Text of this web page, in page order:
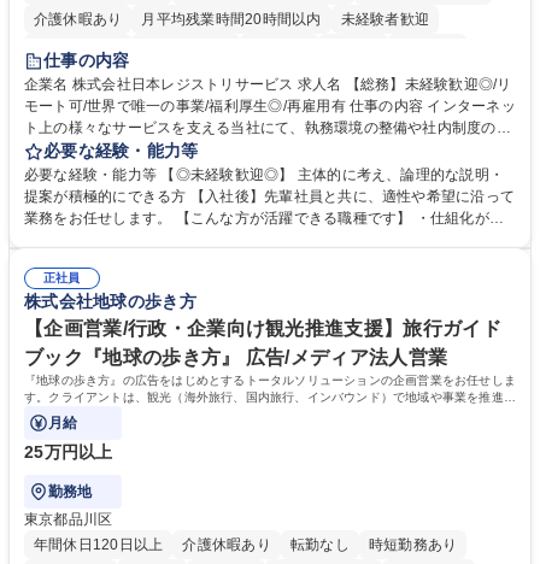
介護休暇あり
月平均残業時間20時間以内
未経験者歓迎
住宅手当あり
完全週休2日制
交通費支給 駅近5分以内 土日祝休み 服装自由
仕事の内容
企業名 株式会社日本レジストリサービス 求人名 【総務】未経験歓迎◎/リ
モート可/世界で唯一の事業/福利厚生◎/再雇用有 仕事の内容 インターネッ
ト上の様々なサービスを支える当社にて、執務環境の整備や社内制度の検
討、イベント運営などの幅広い業務を担当し、間接的に会社の生産性向上
や成長に貢献している部署です。 会社の全メンバーが安心して長く成果を
発揮できる環境を整えるために、毎日のメンテナンスや維持管理に加え、
新たな施策検討を積極的に行っていただき、会社全体を巻き込み課題解決
幅広い業務の体得が可能で、多様なキャリアパスを描くことも可能です。
募集職種 【総務】未経験歓迎◎/リモート可/世界で唯一の事業/福利厚生◎/
再雇用有
必要な経験・能力等
必要な経験・能力等 【◎未経験歓迎◎】 主体的に考え、論理的な説明・
提案が積極的にできる方 【入社後】先輩社員と共に、適性や希望に沿って
業務をお任せします。 【こんな方が活躍できる職種です】 ・仕組化が好
対処できる・新しいことに興味関心がある 【魅力】■自己啓発支援：資格
取得や通信教育など費用の80%（年間25万円まで）を補助 ■住宅手当：家
賃の50%（月額7万円まで）を補助 学歴・資格 学歴：大学院 大学 語学
力： 資格：
正社員
株式会社地球の歩き方
【企画営業/行政・企業向け観光推進支援】旅行ガイド
ブック『地球の歩き方』 広告/メディア法人営業
『地球の歩き方』の広告をはじめとするトータルソリューションの企画営業をお任せしま
す。クライアントは、観光（海外旅行、国内旅行、インバウンド）で地域や事業を推進し
たい国内外の行政や企業です。
月給
25万円以上
勤務地
東京都品川区
年間休日120日以上
介護休暇あり 転勤なし
時短勤務あり